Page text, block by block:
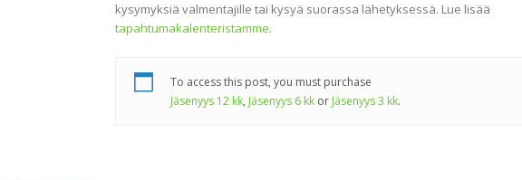
kysymyksiä valmentajille tai kysyä suorassa lähetyksessä. Lue lisää
tapahtumakalenteristamme.
To access this post, you must purchase
Jäsenyys 12 kk, Jäsenyys 6 kk or Jäsenyys 3 kk.